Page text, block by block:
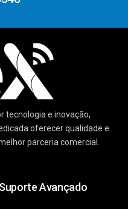
tecnologia e inovação,
oferecer qualidade e
parceria comercial.
Suporte Avançado